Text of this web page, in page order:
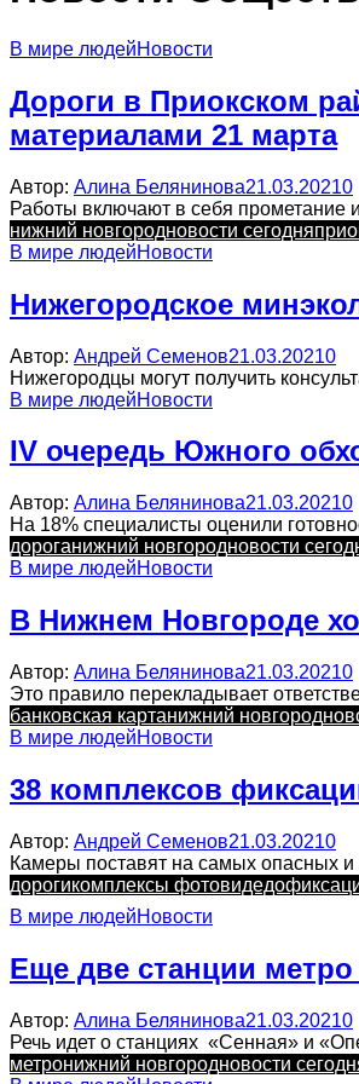
В мире людейНовости
Дороги в Приокском
материалами 21 марта
Автор: Алина Белянинова21.03.20210
Работы включают в себя прометание
нижний новгородновости сегодня
В мире людейНовости
Нижегородское
Автор: Андрей Семенов21.03.20210
Нижегородцы могут получить
В мире людейНовости
IV очередь Южного
Автор: Алина Белянинова21.03.20210
На 18% специалисты оценили
дороганижний новгородновости
В мире людейНовости
В Нижнем Новгороде
Автор: Алина Белянинова21.03.20210
Это правило перекладывает
банковская картанижний новгород
В мире людейНовости
38 комплексов
Автор: Андрей Семенов21.03.20210
Камеры поставят на самых опасных
дорогикомплексы
В мире людейНовости
Еще две станции
Автор: Алина Белянинова21.03.20210
Речь идет о станциях «Сенная» и
метронижний новгородновости